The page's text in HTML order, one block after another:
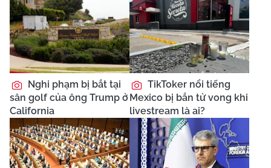
Nghi phạm bị bắt tại
sân golf của ông Trump ở
California
TikToker nổi tiếng
Mexico bị bắn tử vong khi
livestream là ai?